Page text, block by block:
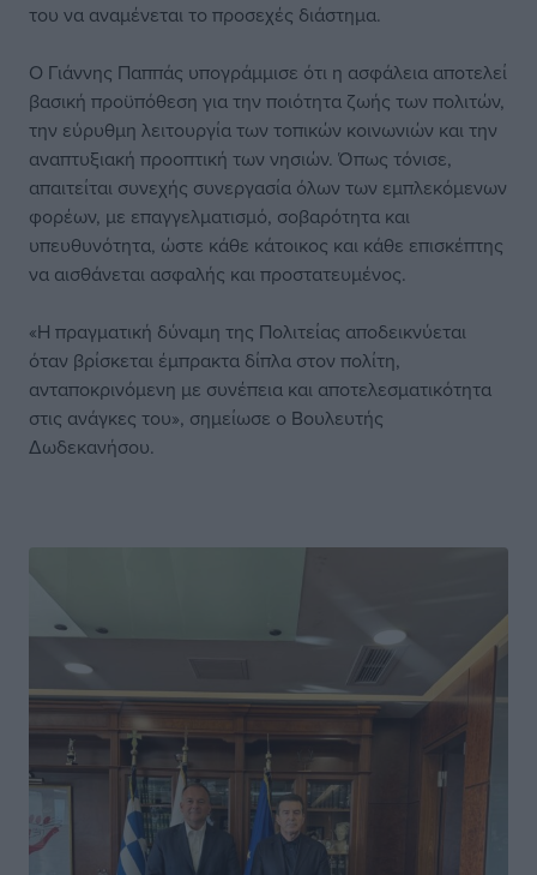
του να αναμένεται το προσεχές διάστημα.
Ο Γιάννης Παππάς υπογράμμισε ότι η ασφάλεια αποτελεί
βασική προϋπόθεση για την ποιότητα ζωής των πολιτών,
την εύρυθμη λειτουργία των τοπικών κοινωνιών και την
αναπτυξιακή προοπτική των νησιών. Όπως τόνισε,
απαιτείται συνεχής συνεργασία όλων των εμπλεκόμενων
φορέων, με επαγγελματισμό, σοβαρότητα και
υπευθυνότητα, ώστε κάθε κάτοικος και κάθε επισκέπτης
να αισθάνεται ασφαλής και προστατευμένος.
«Η πραγματική δύναμη της Πολιτείας αποδεικνύεται
όταν βρίσκεται έμπρακτα δίπλα στον πολίτη,
ανταποκρινόμενη με συνέπεια και αποτελεσματικότητα
στις ανάγκες του», σημείωσε ο Βουλευτής
Δωδεκανήσου.